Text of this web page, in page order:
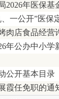
2026年医保基
、一公开”医
肉店食品经营
年公办中小
公开基本目录
霞任免职的通